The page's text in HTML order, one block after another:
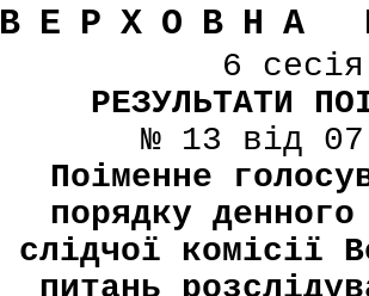
ВЕРХОВНА
6
РЕЗУЛЬТАТИ
№ 13 від
Поіменне
порядку
слідчої комісії
питань